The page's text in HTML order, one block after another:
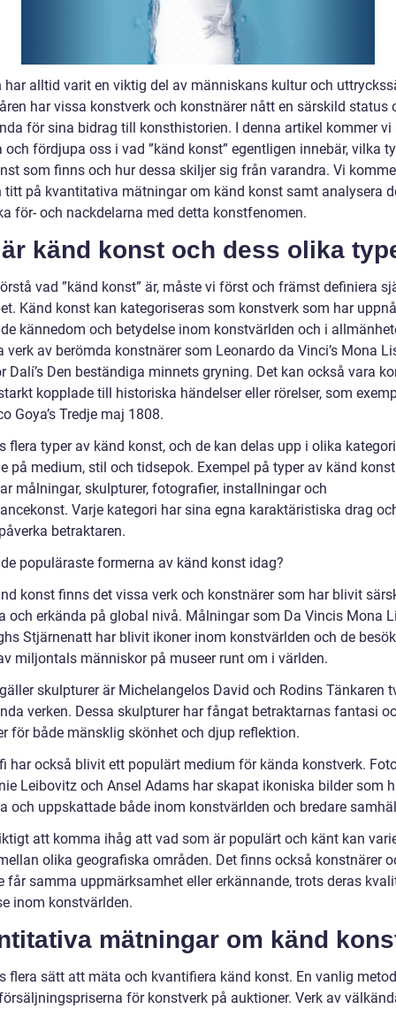
har alltid varit en viktig del av människans kultur och
har vissa konstverk och konstnärer nått en särskild status
för sina bidrag till konsthistorien. I denna artikel kommer vi
och fördjupa oss i vad ”känd konst” egentligen innebär, vilka
som finns och hur dessa skiljer sig från varandra. Vi
titt på kvantitativa mätningar om känd konst samt analysera
för- och nackdelarna med detta konstfenomen.
känd konst och dess olika
vad ”känd konst” är, måste vi först och främst definiera
Känd konst kan kategoriseras som konstverk som har
kännedom och betydelse inom konstvärlden och i
verk av berömda konstnärer som Leonardo da Vinci’s Mona
Dalí’s Den beständiga minnets gryning. Det kan också vara
kopplade till historiska händelser eller rörelser, som
Goya’s Tredje maj 1808.
flera typer av känd konst, och de kan delas upp i olika
på medium, stil och tidsepok. Exempel på typer av känd konst
målningar, skulpturer, fotografier, installningar och
Varje kategori har sina egna karaktäristiska drag
betraktaren.
populäraste formerna av känd konst idag?
konst finns det vissa verk och konstnärer som har blivit
och erkända på global nivå. Målningar som Da Vincis Mona
Stjärnenatt har blivit ikoner inom konstvärlden och de
miljontals människor på museer runt om i världen.
skulpturer är Michelangelos David och Rodins Tänkaren
verken. Dessa skulpturer har fångat betraktarnas fantasi
för både mänsklig skönhet och djup reflektion.
har också blivit ett populärt medium för kända konstverk.
Leibovitz och Ansel Adams har skapat ikoniska bilder som
och uppskattade både inom konstvärlden och bredare
att komma ihåg att vad som är populärt och känt kan
olika geografiska områden. Det finns också konstnärer
får samma uppmärksamhet eller erkännande, trots deras
inom konstvärlden.
mätningar om känd
flera sätt att mäta och kvantifiera känd konst. En vanlig
för konstverk på auktioner. Verk av